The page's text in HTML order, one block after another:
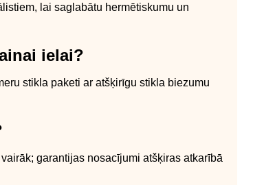
lai saglabātu hermētiskumu un
ielai?
stikla paketi ar atšķirīgu stikla biezumu
garantijas nosacījumi atšķiras atkarībā